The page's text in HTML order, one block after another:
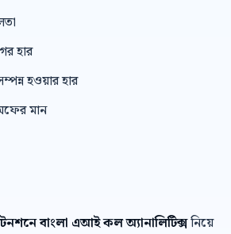
হার
হওয়ার হার
মান
বাংলা এআই কল অ্যানালিটিক্সনিয়ে